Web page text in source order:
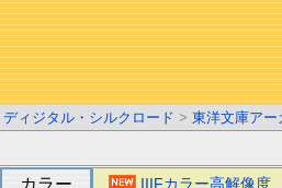
ディジタル・シルクロード > 東洋文庫アー
カラー IIIFカラー高解像度